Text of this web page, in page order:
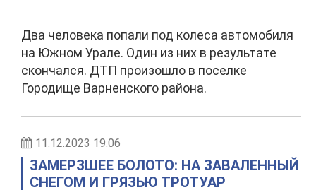
Два человека попали под колеса автомобиля
на Южном Урале. Один из них в результате
скончался. ДТП произошло в поселке
Городище Варненского района.
11.12.2023 19:06
ЗАМЕРЗШЕЕ БОЛОТО: НА ЗАВАЛЕННЫЙ
СНЕГОМ И ГРЯЗЬЮ ТРОТУАР